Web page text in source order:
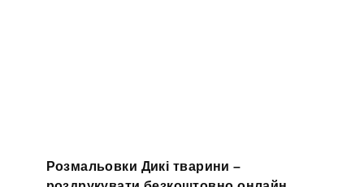
Розмальовки Дикі тварини –